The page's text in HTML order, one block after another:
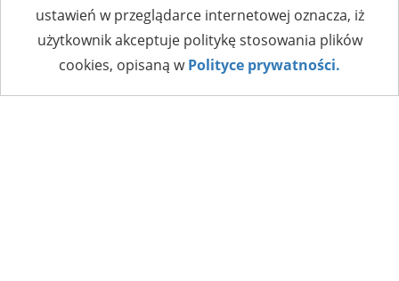
ustawień w przeglądarce internetowej oznacza, iż
użytkownik akceptuje politykę stosowania plików
cookies, opisaną wPolityce prywatności.